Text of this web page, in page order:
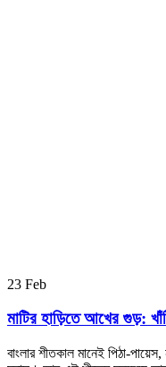
23 Feb
মাটির হাড়িতে আখের গুড়:
বাংলার শীতকাল মানেই পিঠা-